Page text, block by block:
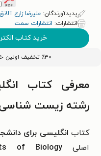
پدیدآورندگان: علیرضا زارع آلانق
انتشارات: انتشارات سمت
خرید کتاب
٪۳۰ تخفیف اولین خرید کتاب با کد
معرفی کتاب
رشته زیست
کتاب انگلیسی برای
اصلی of Biology